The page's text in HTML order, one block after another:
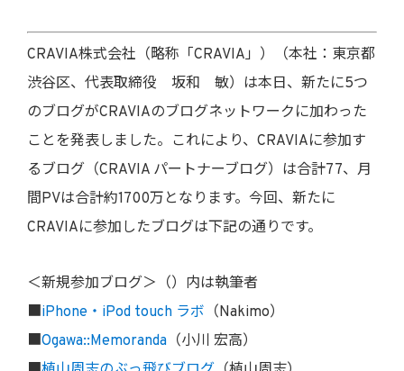
CRAVIA株式会社（略称「CRAVIA」）（本社：東京都
渋谷区、代表取締役 坂和 敏）は本日、新たに5つ
のブログがCRAVIAのブログネットワークに加わった
ことを発表しました。これにより、CRAVIAに参加す
るブログ（CRAVIA パートナーブログ）は合計77、月
間PVは合計約1700万となります。今回、新たに
CRAVIAに参加したブログは下記の通りです。
＜新規参加ブログ＞（）内は執筆者
■iPhone・iPod touch ラボ （Nakimo）
■Ogawa::Memoranda （小川 宏高）